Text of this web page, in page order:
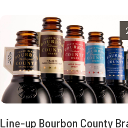
Line-up Bourbon County